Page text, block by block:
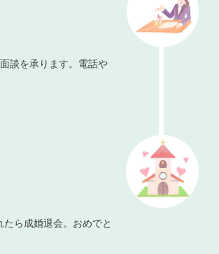
談を承ります。電話や
たら成婚退会。おめでと